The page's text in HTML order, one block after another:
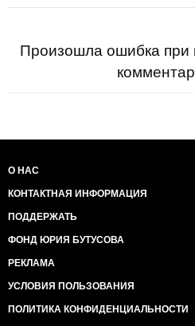
Произошла ошибка при
О НАС
КОНТАКТНАЯ ИНФОРМАЦИЯ
ПОДДЕРЖАТЬ
ФОНД ЮРИЯ БУТУСОВА
РЕКЛАМА
УСЛОВИЯ ПОЛЬЗОВАНИЯ
ПОЛИТИКА КОНФИДЕНЦИАЛЬНОСТИ